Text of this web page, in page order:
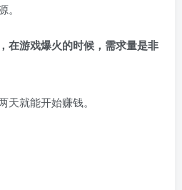
在游戏爆火的时候，需求量是非
就能开始赚钱。